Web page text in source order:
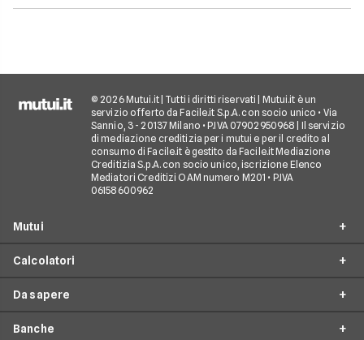
© 2026 Mutui.it | Tutti i diritti riservati | Mutui.it è un
servizio offerto da Facile.it S.p.A. con socio unico • Via
Sannio, 3 - 20137 Milano • P.IVA 07902950968 | Il servizio
di mediazione creditizia per i mutui e per il credito al
consumo di Facile.it è gestito da Facile.it Mediazione
Creditizia S.p.A. con socio unico, iscrizione Elenco
Mediatori Creditizi OAM numero M201 • P.IVA
06158600962
Mutui
Mutuo Seconda Casa
Surroga Mutuo
Calcolatori
Simulazione Mutuo
Calcolo Piano di Ammortamento
Da sapere
Banche